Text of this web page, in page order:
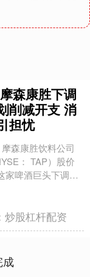
森康胜下调
削减开支 消
担忧
森康胜饮料公司
： TAP）股价
家啤酒巨头下调全
开支计划股票在
炒股杠杆配资
成